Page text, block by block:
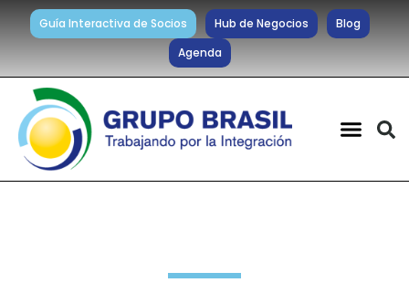
Guía Interactiva de Socios Hub de Negocios
Blog
Agenda